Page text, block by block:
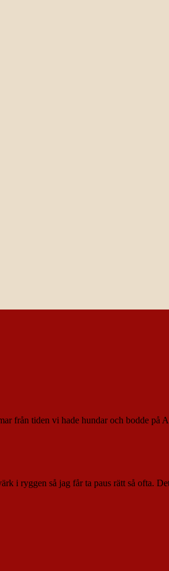
från tiden vi hade hundar och bodde på
i ryggen så jag får ta paus rätt så ofta.